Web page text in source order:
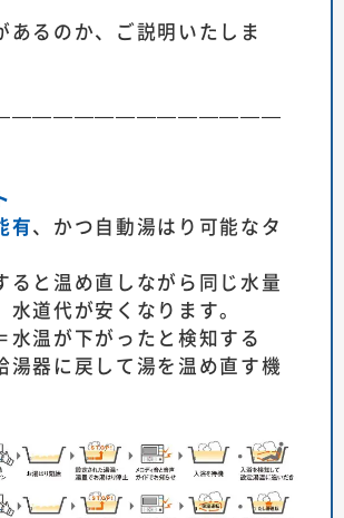
あるのか、ご説明いたしま
有、かつ自動湯はり可能なタ
ると温め直しながら同じ水量
水道代が安くなります。
温が下がったと検知する
湯器に戻して湯を温め直す機